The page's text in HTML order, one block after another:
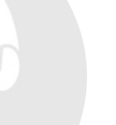
km